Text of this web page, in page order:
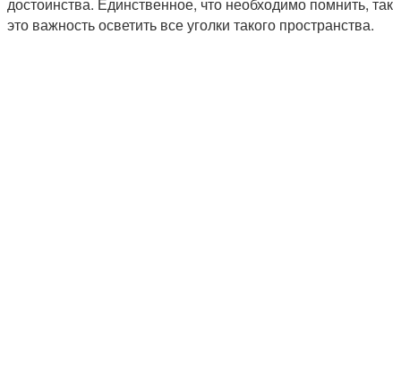
достоинства. Единственное, что необходимо помнить, так
это важность осветить все уголки такого пространства.